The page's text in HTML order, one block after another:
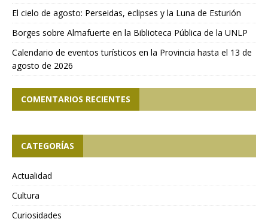
El cielo de agosto: Perseidas, eclipses y la Luna de Esturión
Borges sobre Almafuerte en la Biblioteca Pública de la UNLP
Calendario de eventos turísticos en la Provincia hasta el 13 de
agosto de 2026
COMENTARIOS RECIENTES
CATEGORÍAS
Actualidad
Cultura
Curiosidades